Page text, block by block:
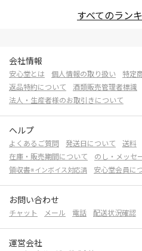
すべてのラン
会社情報
安心堂とは 個人情報の取り扱い
特定
返品特約について
酒類販売管理者標識
法人・生産者様のお取引きについて
ヘルプ
よくあるご質問 発送日について 送料
在庫・販売期間について
のし・メッセ
領収書※インボイス対応済 安心堂会員に
お問い合わせ
チャット メール 電話 配送状況確認
運営会社